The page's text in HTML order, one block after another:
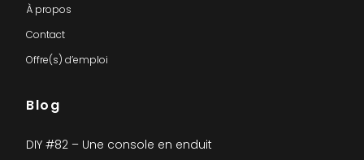
À propos
Contact
Offre(s) d’emploi
Blog
DIY #82 – Une console en enduit